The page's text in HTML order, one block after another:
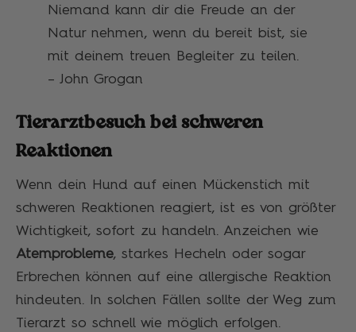
Niemand kann dir die Freude an der
Natur nehmen, wenn du bereit bist, sie
mit deinem treuen Begleiter zu teilen.
– John Grogan
Tierarztbesuch bei schweren
Reaktionen
Wenn dein Hund auf einen Mückenstich mit
schweren Reaktionen reagiert, ist es von größter
Wichtigkeit, sofort zu handeln. Anzeichen wie
Atemprobleme, starkes Hecheln oder sogar
Erbrechen können auf eine allergische Reaktion
hindeuten. In solchen Fällen sollte der Weg zum
Tierarzt so schnell wie möglich erfolgen.